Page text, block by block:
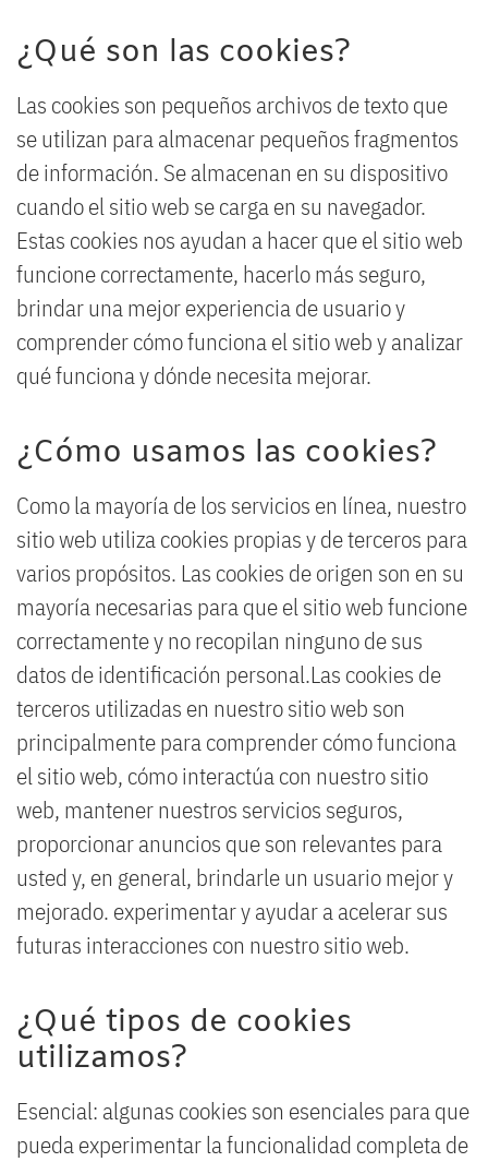
¿Qué son las cookies?
Las cookies son pequeños archivos de texto que
se utilizan para almacenar pequeños fragmentos
de información. Se almacenan en su dispositivo
cuando el sitio web se carga en su navegador.
Estas cookies nos ayudan a hacer que el sitio web
funcione correctamente, hacerlo más seguro,
brindar una mejor experiencia de usuario y
comprender cómo funciona el sitio web y analizar
qué funciona y dónde necesita mejorar.
¿Cómo usamos las cookies?
Como la mayoría de los servicios en línea, nuestro
sitio web utiliza cookies propias y de terceros para
varios propósitos. Las cookies de origen son en su
mayoría necesarias para que el sitio web funcione
correctamente y no recopilan ninguno de sus
datos de identificación personal.Las cookies de
terceros utilizadas en nuestro sitio web son
principalmente para comprender cómo funciona
el sitio web, cómo interactúa con nuestro sitio
web, mantener nuestros servicios seguros,
proporcionar anuncios que son relevantes para
usted y, en general, brindarle un usuario mejor y
mejorado. experimentar y ayudar a acelerar sus
futuras interacciones con nuestro sitio web.
¿Qué tipos de cookies
utilizamos?
Esencial: algunas cookies son esenciales para que
pueda experimentar la funcionalidad completa de